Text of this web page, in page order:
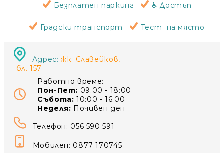
Безплатен паркинг ♿ Достъп
Градски транспорт Тест на място
Адрес:жк. Славейков,
бл. 157
Работно време:
Пон-Пет: 09:00 - 18:00
Събота: 10:00 - 16:00
Неделя: Почивен ден
Телефон: 056 590 591
Мобилен: 0877 170745